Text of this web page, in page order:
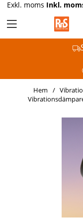
Exkl. moms Inkl.
Hem